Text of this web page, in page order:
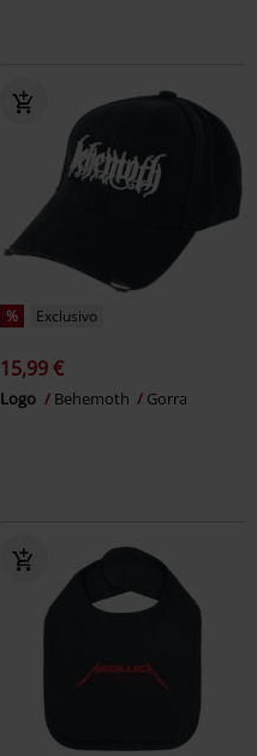
% Exclusivo
15,99 €
Logo Behemoth Gorra